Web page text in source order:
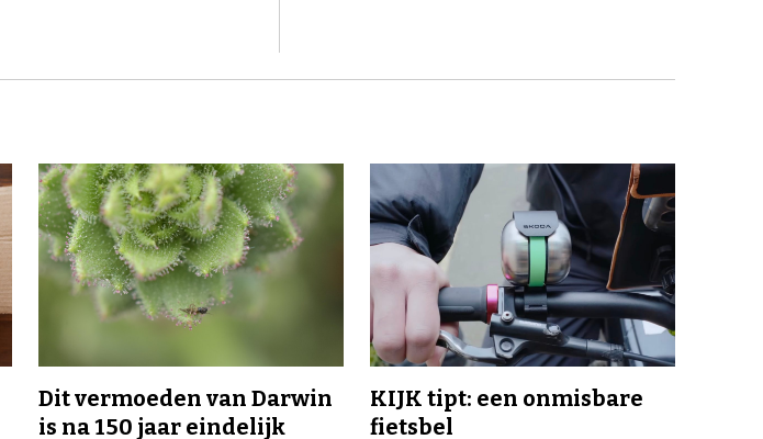
Dit vermoeden van Darwin
is na 150 jaar eindelijk
KIJK tipt: een onmisbare
fietsbel